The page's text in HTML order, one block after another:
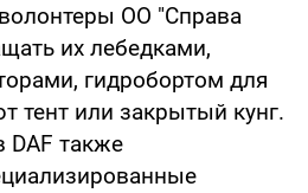
ОО "Справа
их лебедками,
гидробортом для
тент или закрытый кунг.
DAF также